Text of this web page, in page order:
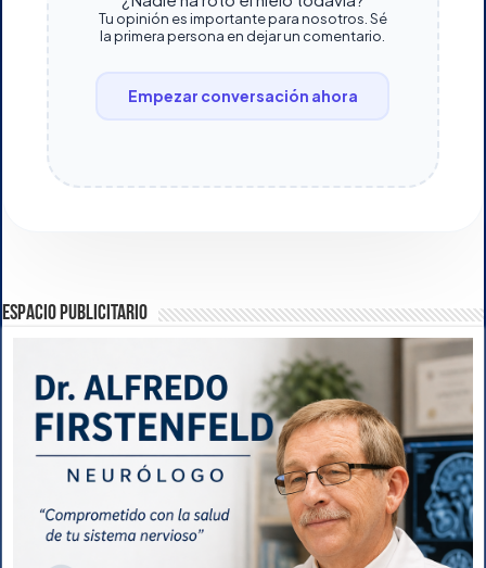
Tu opinión es importante para nosotros. Sé
la primera persona en dejar un comentario.
Empezar conversación ahora
ESPACIO PUBLICITARIO